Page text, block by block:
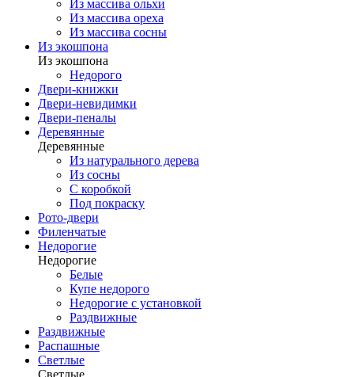
Из массива ольхи
Из массива ореха
Из массива сосны
Из экошпона
Из экошпона
Недорого
Двери-книжки
Двери-невидимки
Двери-пеналы
Деревянные
Деревянные
Из натурального дерева
Из сосны
С коробкой
Под покраску
Рото-двери
Филенчатые
Недорогие
Недорогие
Белые
Купе недорого
Недорогие с установкой
Раздвижные
Раздвижные
Распашные
Светлые